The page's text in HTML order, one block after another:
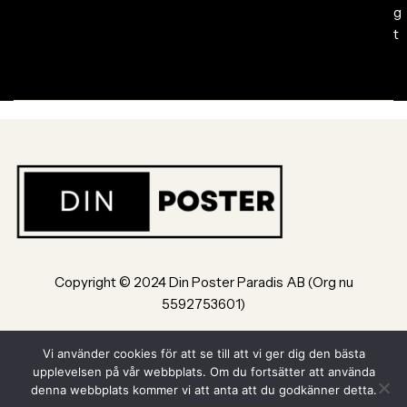
g
t
Copyright © 2024 Din Poster Paradis AB (Org nu
5592753601)
Powered by Din Poster Paradis AB Jönköping
Vi använder cookies för att se till att vi ger dig den bästa
upplevelsen på vår webbplats. Om du fortsätter att använda
denna webbplats kommer vi att anta att du godkänner detta.